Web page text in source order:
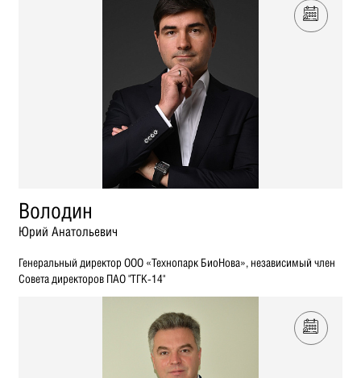
Володин
Юрий Анатольевич
Генеральный директор ООО «Технопарк БиоНова», независимый член
Совета директоров ПАО "ТГК-14"